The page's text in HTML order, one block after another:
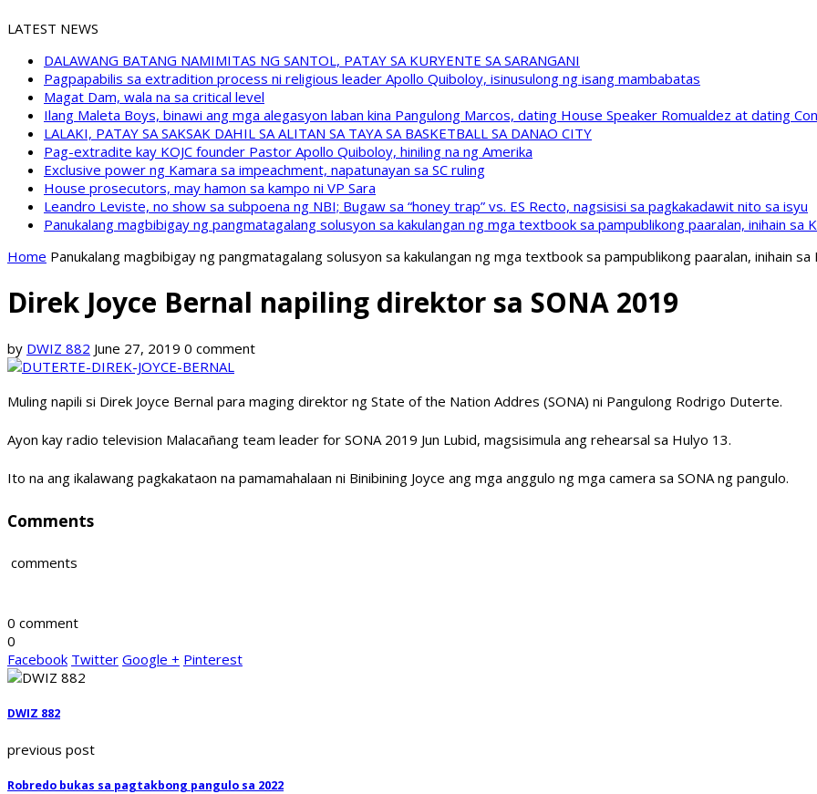
LATEST NEWS
DALAWANG BATANG NAMIMITAS NG SANTOL, PATAY SA KURYENTE SA SARANGANI
Pagpapabilis sa extradition process ni religious leader Apollo Quiboloy, isinusulong ng isang mambabatas
Magat Dam, wala na sa critical level
Ilang Maleta Boys, binawi ang mga alegasyon laban kina Pangulong Marcos, dating House Speaker Romualdez at dating
LALAKI, PATAY SA SAKSAK DAHIL SA ALITAN SA TAYA SA BASKETBALL SA DANAO CITY
Pag-extradite kay KOJC founder Pastor Apollo Quiboloy, hiniling na ng Amerika
Exclusive power ng Kamara sa impeachment, napatunayan sa SC ruling
House prosecutors, may hamon sa kampo ni VP Sara
Leandro Leviste, no show sa subpoena ng NBI; Bugaw sa “honey trap” vs. ES Recto, nagsisisi sa pagkakadawit nito sa isyu
Panukalang magbibigay ng pangmatagalang solusyon sa kakulangan ng mga textbook sa pampublikong paaralan, inihain sa
Home Panukalang magbibigay ng pangmatagalang solusyon sa kakulangan ng mga textbook sa pampublikong paaralan, inihain sa
Direk Joyce Bernal napiling direktor sa SONA 2019
by DWIZ 882 June 27, 2019 0 comment
Muling napili si Direk Joyce Bernal para maging direktor ng State of the Nation Addres (SONA) ni Pangulong Rodrigo Duterte.
Ayon kay radio television Malacañang team leader for SONA 2019 Jun Lubid, magsisimula ang rehearsal sa Hulyo 13.
Ito na ang ikalawang pagkakataon na pamamahalaan ni Binibining Joyce ang mga anggulo ng mga camera sa SONA ng pangulo.
Comments
comments
0 comment
0
Facebook Twitter Google + Pinterest
DWIZ 882
previous post
Robredo bukas sa pagtakbong pangulo sa 2022